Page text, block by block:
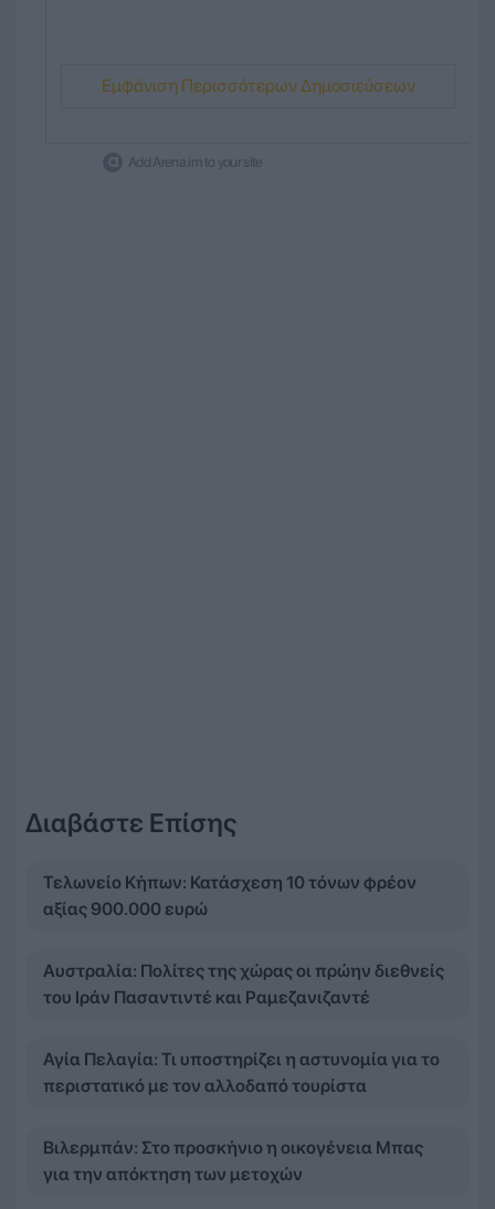
Εμφάνιση Περισσότερων Δημοσιεύσεων
Add Arena.im to your site
Διαβάστε Επίσης
Τελωνείο Κήπων: Κατάσχεση 10 τόνων φρέον
αξίας 900.000 ευρώ
Αυστραλία: Πολίτες της χώρας οι πρώην διεθνείς
του Ιράν Πασαντιντέ και Ραμεζανιζαντέ
Αγία Πελαγία: Τι υποστηρίζει η αστυνομία για το
περιστατικό με τον αλλοδαπό τουρίστα
Βιλερμπάν: Στο προσκήνιο η οικογένεια Μπας
για την απόκτηση των μετοχών